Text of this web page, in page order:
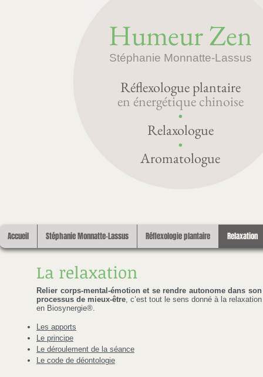
La relaxation
Relier corps-mental-émotion et se rendre autonome dans son
processus de mieux-être, c’est tout le sens donné à la relaxation
en Biosynergie®.
Les apports
Le principe
Le déroulement de la séance
Le code de déontologie
Humeur Zen
Stéphanie Monnatte-Lassus
Réflexologue plantaire
en énergétique chinoise
•
Relaxologue
•
Aromatologue
Accueil Stéphanie Monnatte-Lassus Réflexologie plantaire Relaxation